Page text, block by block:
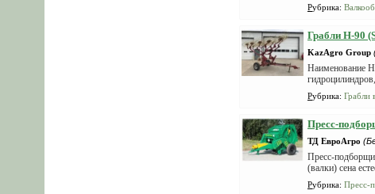
Рубрика:
Грабли H-90
KazAgro Group
Наименование
Рубрика: Грабли
Пресс-
ТД ЕвроАгро
Пресс-
(валки) сена
Рубрика: Пресс-